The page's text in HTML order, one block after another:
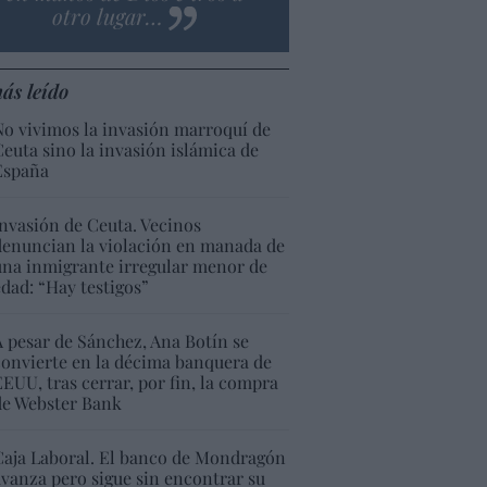
otro lugar…
leído
vivimos la invasión marroquí de
sino la invasión islámica de
de Ceuta. Vecinos
la violación en manada de
inmigrante irregular menor de
“Hay testigos”
pesar de Sánchez, Ana Botín se
en la décima banquera de
tras cerrar, por fin, la compra
Webster Bank
Laboral. El banco de Mondragón
pero sigue sin encontrar su